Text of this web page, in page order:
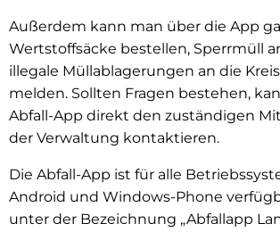
Außerdem kann man über die App
Wertstoffsäcke bestellen, Sperrmüll
illegale Müllablagerungen an die
melden. Sollten Fragen bestehen,
Abfall-App direkt den zuständigen
der Verwaltung kontaktieren.
Die Abfall-App ist für alle
Android und Windows-Phone
unter der Bezeichnung „Abfallapp